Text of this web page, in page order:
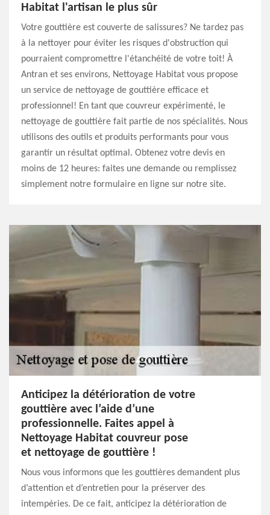
Habitat l'artisan le plus sûr
Votre gouttière est couverte de salissures? Ne tardez pas
à la nettoyer pour éviter les risques d'obstruction qui
pourraient compromettre l'étanchéité de votre toit! À
Antran et ses environs, Nettoyage Habitat vous propose
un service de nettoyage de gouttière efficace et
professionnel! En tant que couvreur expérimenté, le
nettoyage de gouttière fait partie de nos spécialités. Nous
utilisons des outils et produits performants pour vous
garantir un résultat optimal. Obtenez votre devis en
moins de 12 heures: faites une demande ou remplissez
simplement notre formulaire en ligne sur notre site.
Anticipez la détérioration de votre
gouttière avec l’aide d’une
professionnelle. Faites appel à
Nettoyage Habitat couvreur pose
et nettoyage de gouttière !
Nous vous informons que les gouttières demandent plus
d’attention et d’entretien pour la préserver des
intempéries. De ce fait, anticipez la détérioration de